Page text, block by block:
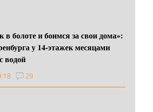
болоте и боимся за свои дома»:
у 14-этажек месяцами
водой
29